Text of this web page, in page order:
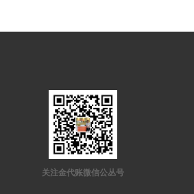
关注金代账微信公丛号